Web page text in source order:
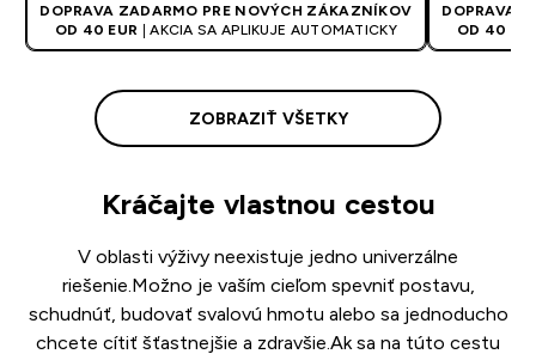
DOPRAVA ZADARMO PRE NOVÝCH ZÁKAZNÍKOV
OD 40 EUR | AKCIA SA APLIKUJE AUTOMATICKY
DOPRAVA
OD 40
ZOBRAZIŤ VŠETKY
Kráčajte vlastnou cestou
V oblasti výživy neexistuje jedno univerzálne
riešenie.Možno je vaším cieľom spevniť postavu,
schudnúť, budovať svalovú hmotu alebo sa jednoducho
chcete cítiť šťastnejšie a zdravšie.Ak sa na túto cestu